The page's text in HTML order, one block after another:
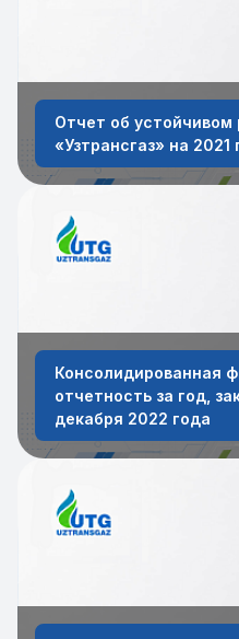
Отчет об устойчивом
«Узтрансгаз» на 2021
Консолидированная
отчетность за год,
декабря 2022 года